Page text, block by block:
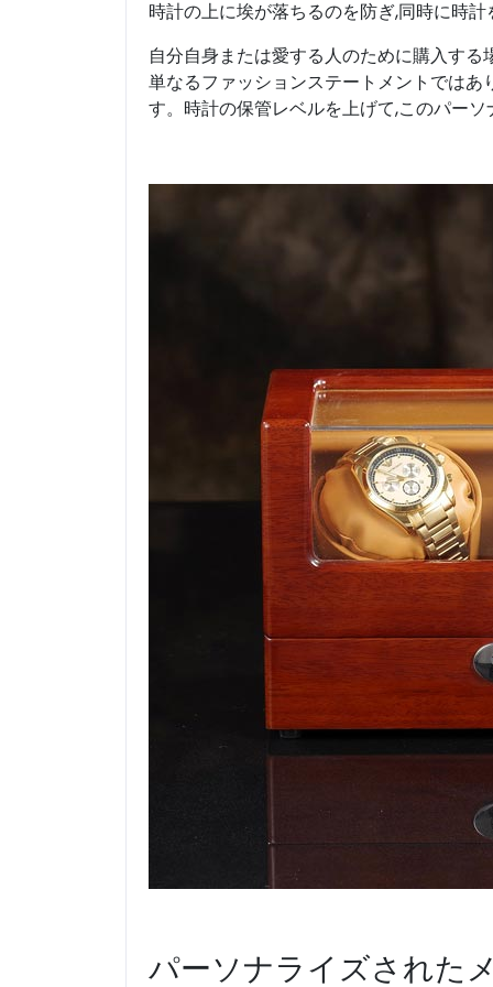
時計の上に埃が落ちるのを防ぎ,同時に時
自分自身または愛する人のために購入す
単なるファッションステートメントでは
す。時計の保管レベルを上げて,このパー
パーソナライズされた